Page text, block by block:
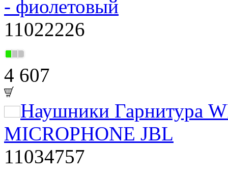
- фиолетовый
11022226
4 607
Наушники Гарнитура
MICROPHONE JBL
11034757